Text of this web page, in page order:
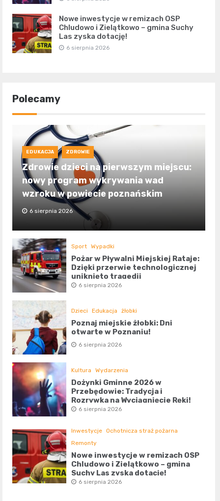
Nowe inwestycje w remizach OSP
Chludowo i Zielątkowo – gmina Suchy
Las zyska dotację!
6 sierpnia 2026
Polecamy
EDUKACJA ZDROWIE
Zdrowie dzieci na pierwszym miejscu:
nowy program wykrywania wad
wzroku w powiecie poznańskim
6 sierpnia 2026
Sport Wypadki
Pożar w Pływalni Miejskiej Rataje:
Dzięki przerwie technologicznej
uniknięto tragedii
6 sierpnia 2026
Dzieci Edukacja żłobki
Poznaj miejskie żłobki: Dni
otwarte w Poznaniu!
6 sierpnia 2026
Kultura Wydarzenia
Dożynki Gminne 2026 w
Przebędowie: Tradycja i
Rozrywka na Wyciągnięcie Ręki!
6 sierpnia 2026
Inwestycje Ochotnicza straż pożarna
Remonty
Nowe inwestycje w remizach OSP
Chludowo i Zielątkowo – gmina
Suchy Las zyska dotację!
6 sierpnia 2026